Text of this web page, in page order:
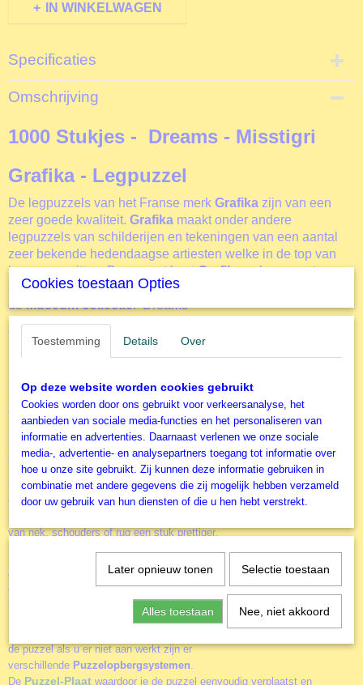
IN WINKELWAGEN
Specificaties
Productcode
F30017
3663384300172
Grafika
Formaat gelegde puzzel
68x48 cm
Omschrijving
1000 Stukjes - Dreams - Misstigri
Grafika - Legpuzzel
De legpuzzels van het Franse merk Grafika zijn van een
zeer goede kwaliteit. Grafika maakt onder andere
legpuzzels van schilderijen en tekeningen van een aantal
zeer bekende hedendaagse artiesten welke in de top van
hun genre zitten. Daarnaast kentGrafikaook een grote
diversiteit van legpuzzels van de "oude" meesters in
deMuseum collectie. Dreams
Grafika
puzzel ter wereld. De Travel Around Art
extra's.
Accessoires
Door het gebruik van de diverse accessoires kun je het puzzelen nog
leuker maken. Of je nu alleen of samen aan een puzzel werkt. Of je
puzzels vaker wil maken of juist aan de muur wil hangen. Dreams
NIEUWdePuzzel-ezel. Dit geweldige hulpmiddel voor het zeer
comfortabel in elkaar leggen van een legpuzzel. Door een rechtere
zithoudng wordt het puzelen ook voor degene die wat sneller last krijgen
van nek, schouders of rug een stuk prettiger.
een verpakking). Alle stukjes netjes gesorteerd zodat je deze niet in een
volle doos hoeft te zoeken en de deksel met de afbeelding als voorbeeld
de puzzel als u er niet aan werkt zijn er
verschillende Puzzelopbergsystemen.
De Puzzel-Plaat waardoor je de puzzel eenvoudig verplaatst en
Cookies toestaan Opties
Toestemming Details Over
Op deze website worden cookies gebruikt
Cookies worden door ons gebruikt voor verkeersanalyse, het
aanbieden van sociale media-functies en het personaliseren van
informatie en advertenties. Daarnaast verlenen we onze sociale
media-, advertentie- en analysepartners toegang tot informatie over
hoe u onze site gebruikt. Zij kunnen deze informatie gebruiken in
combinatie met andere gegevens die zij mogelijk hebben verzameld
door uw gebruik van hun diensten of die u hen hebt verstrekt.
Later opnieuw tonen Selectie toestaan
Alles toestaan Nee, niet akkoord